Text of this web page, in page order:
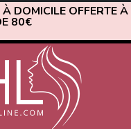
DOMICILE OFFERTE
80€